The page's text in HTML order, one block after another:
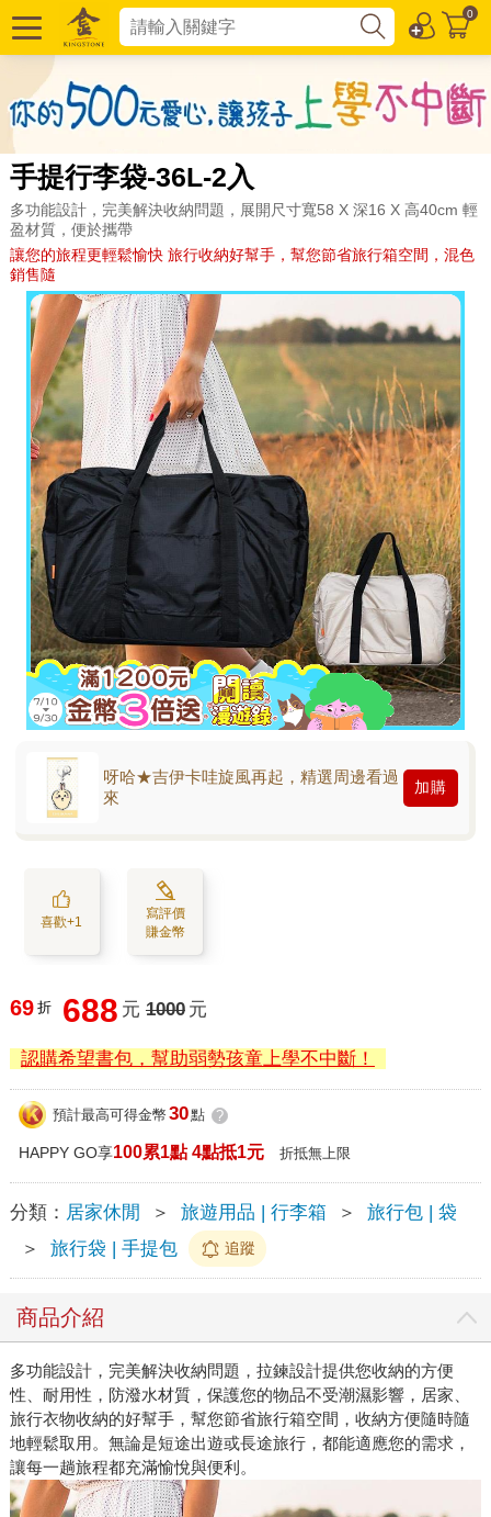
0
手提行李袋-36L-2入
多功能設計，完美解決收納問題，展開尺寸寬58 X 深16 X 高40cm 輕
盈材質，便於攜帶
讓您的旅程更輕鬆愉快 旅行收納好幫手，幫您節省旅行箱空間，混色
銷售隨
呀哈★吉伊卡哇旋風再起，精選周邊看過
來
加購
喜歡+1
寫評價
賺金幣
69 折 688 元 1000 元
認購希望書包，幫助弱勢孩童上學不中斷！
預計最高可得金幣 30點 ?
HAPPY GO享100累1點 4點抵1元 折抵無上限
分類： 居家休閒 ＞ 旅遊用品 | 行李箱 ＞
旅行包 | 袋
＞
旅行袋 | 手提包 追蹤
商品介紹
多功能設計，完美解決收納問題，拉鍊設計提供您收納的方便
性、耐用性，防潑水材質，保護您的物品不受潮濕影響，居家、
旅行衣物收納的好幫手，幫您節省旅行箱空間，收納方便隨時隨
地輕鬆取用。無論是短途出遊或長途旅行，都能適應您的需求，
讓每一趟旅程都充滿愉悅與便利。